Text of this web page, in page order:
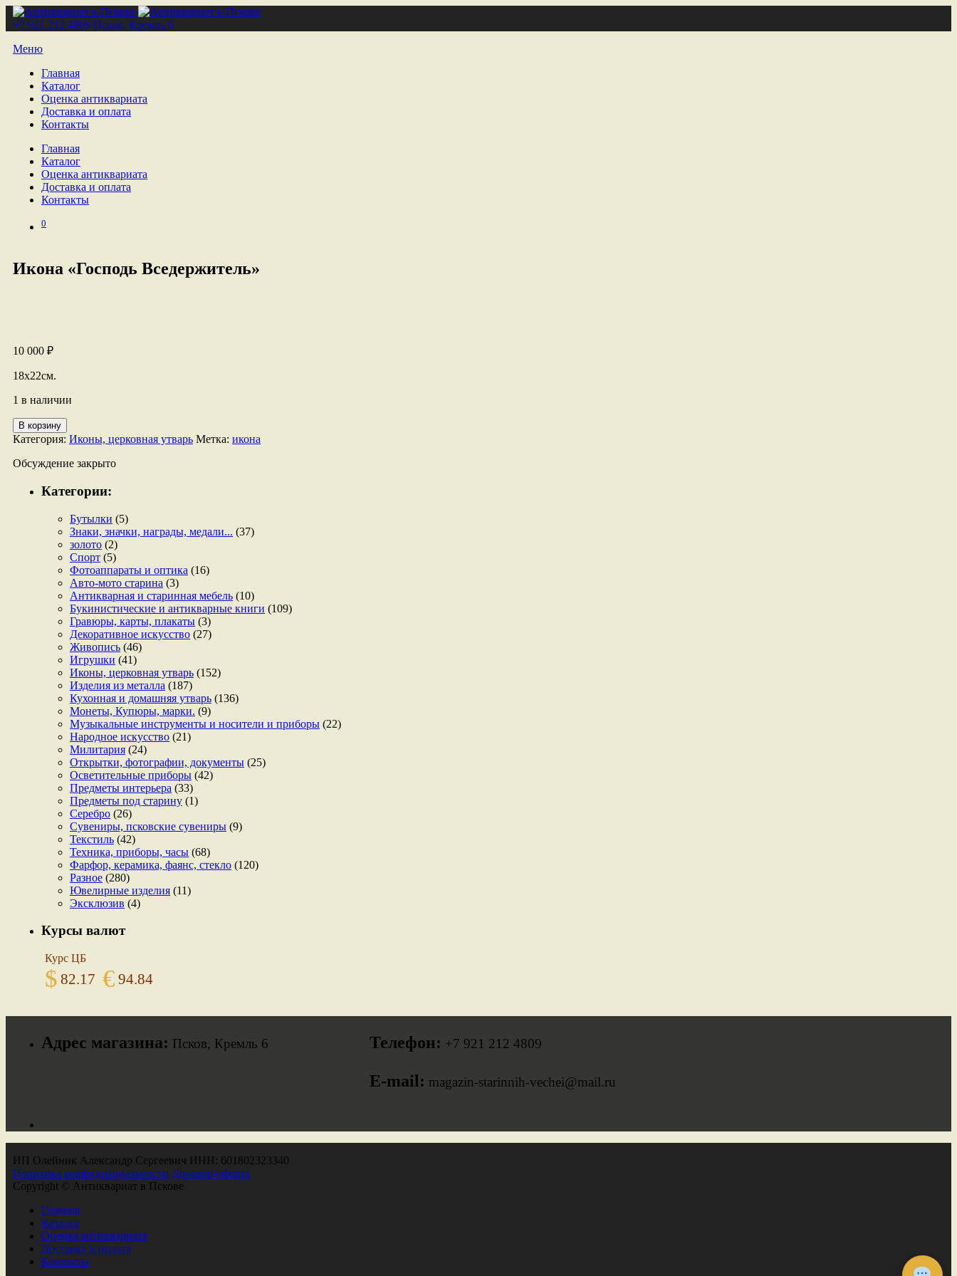
+7 921 212 4809 Псков, Кремль 6
Меню
Главная
Каталог
Оценка антиквариата
Доставка и оплата
Контакты
Главная
Каталог
Оценка антиквариата
Доставка и оплата
Контакты
0
Икона «Господь Вседержитель»
10 000 ₽
18х22см.
1 в наличии
Количество
товара
"Господь
В корзину
Категория: Иконы, церковная утварь Метка: икона
Обсуждение закрыто
Категории:
Бутылки (5)
Знаки, значки, награды, медали... (37)
золото (2)
Спорт (5)
Фотоаппараты и оптика (16)
Авто-мото старина (3)
Антикварная и старинная мебель (10)
Букинистические и антикварные книги (109)
Гравюры, карты, плакаты (3)
Декоративное искусство (27)
Живопись (46)
Игрушки (41)
Иконы, церковная утварь (152)
Изделия из металла (187)
Кухонная и домашняя утварь (136)
Монеты, Купюры, марки. (9)
Музыкальные инструменты и носители и приборы (22)
Народное искусство (21)
Милитария (24)
Открытки, фотографии, документы (25)
Осветительные приборы (42)
Предметы интерьера (33)
Предметы под старину (1)
Серебро (26)
Сувениры, псковские сувениры (9)
Текстиль (42)
Техника, приборы, часы (68)
Фарфор, керамика, фаянс, стекло (120)
Разное (280)
Ювелирные изделия (11)
Эксклюзив (4)
Курсы валют
Курс ЦБ
$ 82.17 € 94.84
Адрес магазина: Псков, Кремль 6 Телефон: +7 921 212 4809
E-mail: magazin-starinnih-vechei@mail.ru
ИП Олейник Александр Сергеевич ИНН: 601802323340
Политика конфиденциальности Договор-оферта
Copyright © Антиквариат в Пскове
Главная
Каталог
Оценка антиквариата
Доставка и оплата
Контакты